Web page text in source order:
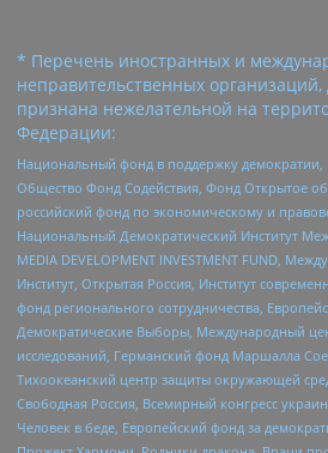
* Перечень иностранных и
неправительственных организаций,
признана нежелательной на
Федерации:
Национальный фонд в поддержку демократии,
Общество Фонд Содействия, Фонд Открытое
российский фонд по экономическому и
Национальный Демократический Институт
MEDIA DEVELOPMENT INVESTMENT FUND,
Институт, Открытая Россия, Институт
фонд регионального сотрудничества,
Демократические Выборы, Международный
исследований, Германский фонд Маршалла
Тихоокеанский центр защиты окружающей
Свободная Россия, Всемирный конгресс
Человек в беде, Европейский фонд за